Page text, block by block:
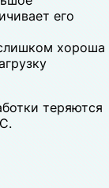
его
хороша
теряются